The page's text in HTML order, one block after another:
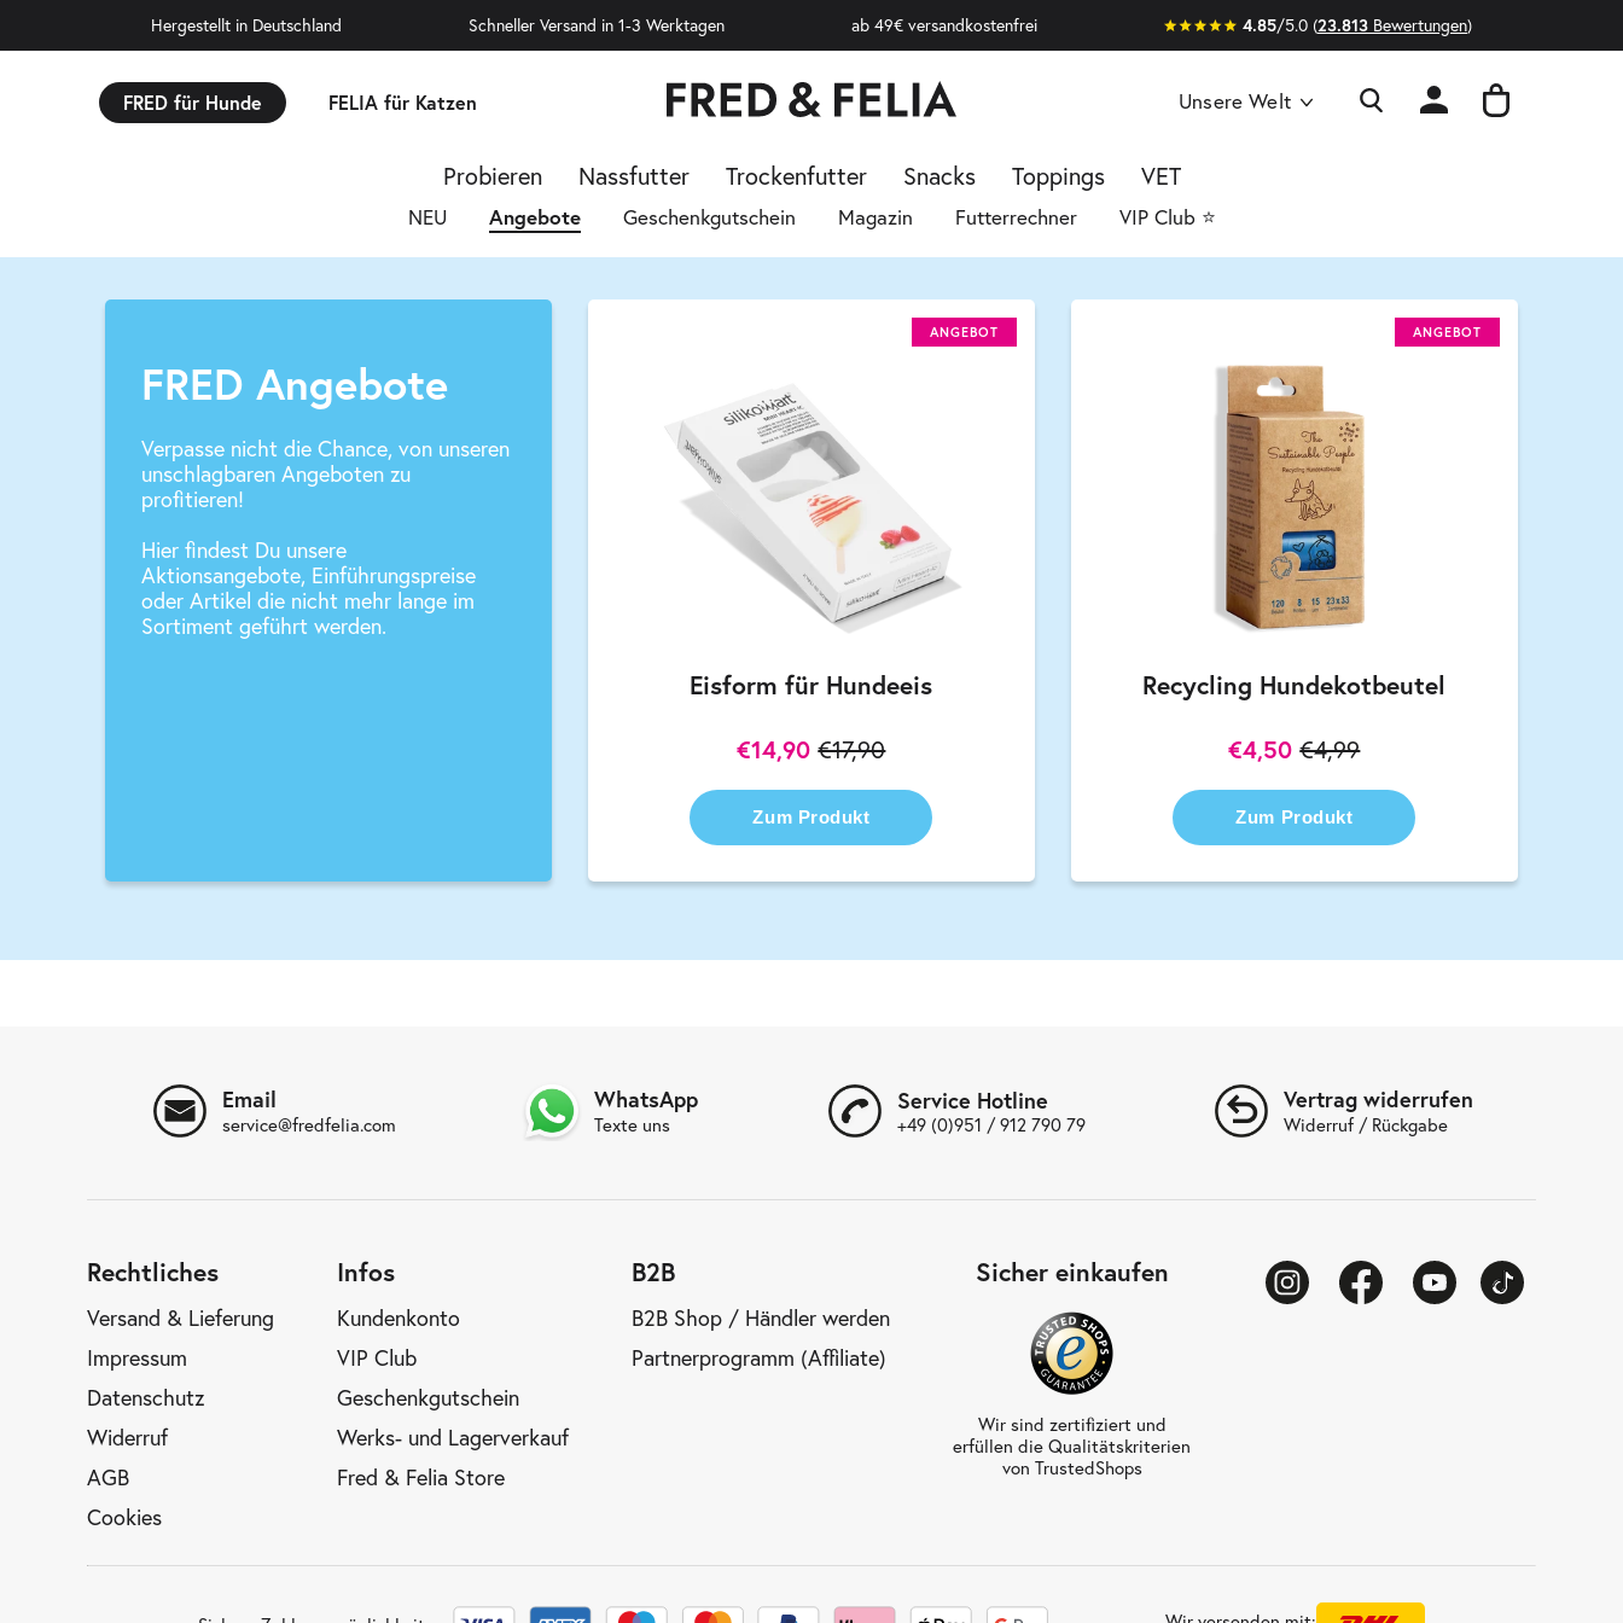
Hergestellt in Deutschland Schneller Versand in 1-3 Werktagen ab 49€ versandkostenfrei 4.85/5.0 (23.813 Bewertungen)
FRED für Hunde FELIA für Katzen Unsere Welt
Probieren Nassfutter Trockenfutter Snacks Toppings VET
NEU Angebote Geschenkgutschein Magazin Futterrechner VIP Club ⭐️
FRED Angebote
Verpasse nicht die Chance, von unseren
unschlagbaren Angeboten zu
profitieren!
Hier findest Du unsere
Aktionsangebote, Einführungspreise
oder Artikel die nicht mehr lange im
Sortiment geführt werden.
ANGEBOT
Eisform für Hundeeis
€14,90 €17,90
Zum Produkt
ANGEBOT
Recycling Hundekotbeutel
€4,50 €4,99
Zum Produkt
Email
service@fredfelia.com
WhatsApp
Texte uns
Service Hotline
+49 (0)951 / 912 790 79
Vertrag widerrufen
Widerruf / Rückgabe
Rechtliches
Versand & Lieferung
Impressum
Datenschutz
Widerruf
AGB
Cookies
Infos
Kundenkonto
VIP Club
Geschenkgutschein
Werks- und Lagerverkauf
Fred & Felia Store
B2B
B2B Shop / Händler werden
Partnerprogramm (Affiliate)
Sicher einkaufen
Wir sind zertifiziert und
erfüllen die Qualitätskriterien
von TrustedShops